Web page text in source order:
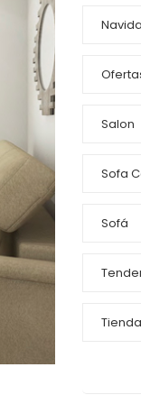
Salon
Sofa
Sofá